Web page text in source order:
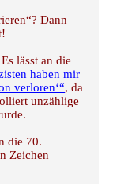
Dann
lässt an die
haben mir
verloren‘“, da
unzählige
die 70.
Zeichen